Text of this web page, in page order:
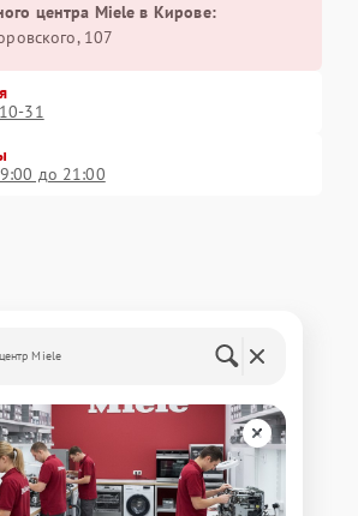
центра Miele в Кирове:
107
31
до 21:00
Miele